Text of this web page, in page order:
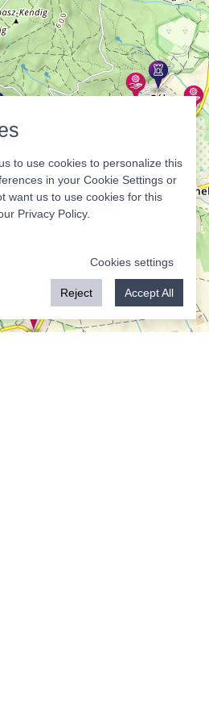
to use cookies to personalize this
in your Cookie Settings or
want us to use cookies for this
Privacy Policy.
Cookies settings
Reject Accept All